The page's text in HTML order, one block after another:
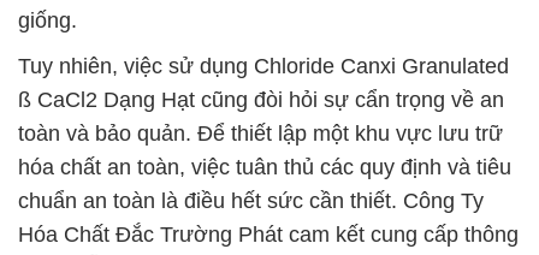
giống.
Tuy nhiên, việc sử dụng Chloride Canxi Granulated
ß CaCl2 Dạng Hạt cũng đòi hỏi sự cẩn trọng về an
toàn và bảo quản. Để thiết lập một khu vực lưu trữ
hóa chất an toàn, việc tuân thủ các quy định và tiêu
chuẩn an toàn là điều hết sức cần thiết. Công Ty
Hóa Chất Đắc Trường Phát cam kết cung cấp thông